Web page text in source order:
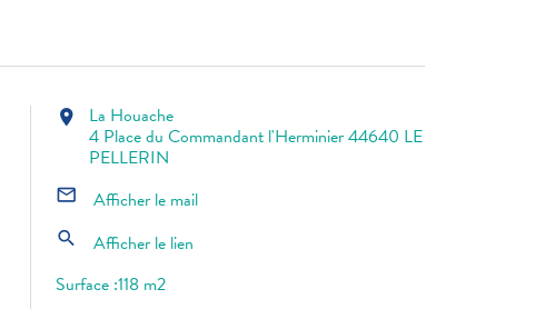
location_on La Houache
4 Place du Commandant l'Herminier 44640 LE
PELLERIN
mail_outline Afficher le mail
search
Afficher le lien
Surface :118 m2